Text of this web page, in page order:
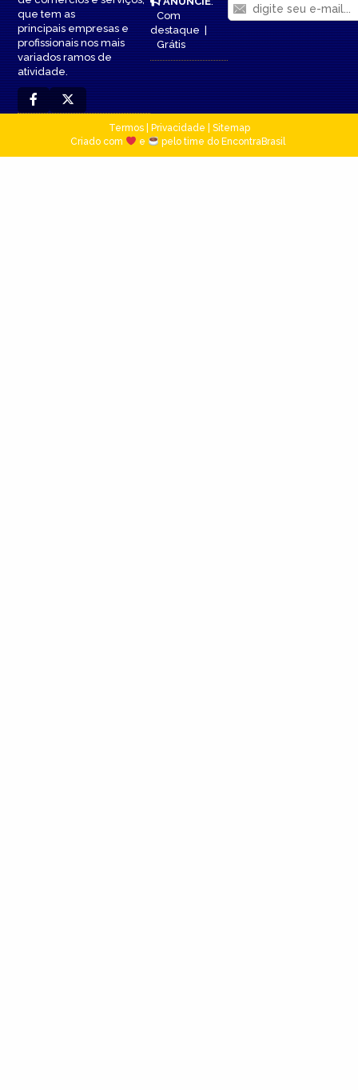
que tem as
principais empresas e
profissionais nos mais
variados ramos de
atividade.
Com
destaque|
Grátis
Termos| Privacidade
Sitemap
Criado com
e pelo time do EncontraBrasil